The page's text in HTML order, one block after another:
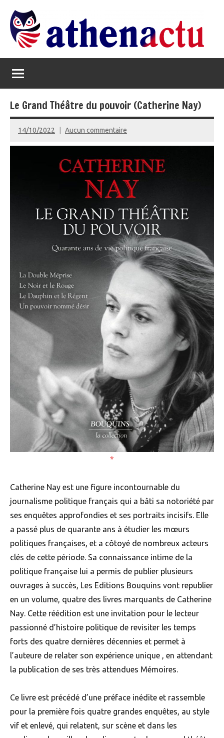
contenu
Athenactu
Le Grand Théâtre du pouvoir (Catherine Nay)
14/10/2022
admin
Aucun commentaire
Catherine Nay est une figure incontournable du
journalisme politique français qui a bâti sa notoriété par
ses enquêtes approfondies et ses portraits incisifs. Elle
a passé plus de quarante ans à étudier les mœurs
politiques françaises, et a côtoyé de nombreux acteurs
clés de cette période. Sa connaissance intime de la
politique française lui a permis de publier plusieurs
ouvrages à succès, Les Editions Bouquins vont republier
en un volume, quatre des livres marquants de Catherine
Nay. Cette réédition est une invitation pour le lecteur
passionné d’histoire politique de revisiter les temps
forts des quatre dernières décennies et permet à
l’auteure de relater son expérience unique , en attendant
la publication de ses très attendues Mémoires.
Ce livre est précédé d’une préface inédite et rassemble
pour la première fois quatre grandes enquêtes, au style
vif et enlevé, qui relatent, sur scène et dans les